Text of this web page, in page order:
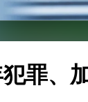
罪、